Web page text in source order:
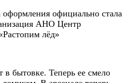
оформления официально стала
АНО Центр
лёд»
в бытовке. Теперь ее смело